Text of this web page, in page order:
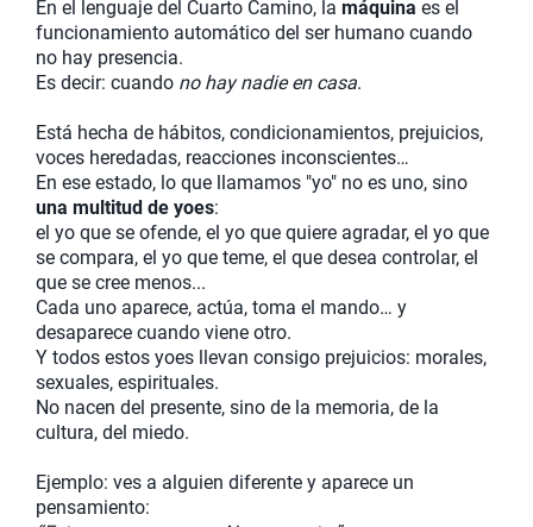
En el lenguaje del Cuarto Camino, la máquina es el
funcionamiento automático del ser humano cuando
no hay presencia.
Es decir: cuando no hay nadie en casa.
Está hecha de hábitos, condicionamientos, prejuicios,
voces heredadas, reacciones inconscientes…
En ese estado, lo que llamamos "yo" no es uno, sino
una multitud de yoes:
el yo que se ofende, el yo que quiere agradar, el yo que
se compara, el yo que teme, el que desea controlar, el
que se cree menos...
Cada uno aparece, actúa, toma el mando… y
desaparece cuando viene otro.
Y todos estos yoes llevan consigo prejuicios: morales,
sexuales, espirituales.
No nacen del presente, sino de la memoria, de la
cultura, del miedo.
Ejemplo: ves a alguien diferente y aparece un
pensamiento: